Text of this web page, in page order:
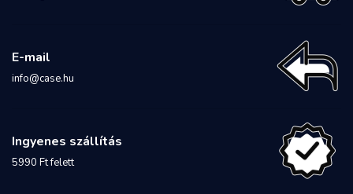
E-mail
info@case.hu
Ingyenes szállítás
5990 Ft felett